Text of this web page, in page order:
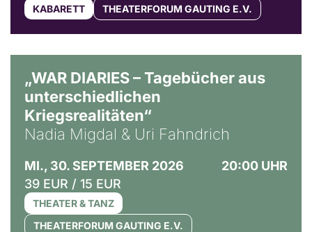
KABARETT THEATERFORUM GAUTING E.V.
„WAR DIARIES – Tagebücher aus
unterschiedlichen
Kriegsrealitäten“
Nadia Migdal & Uri Fahndrich
MI., 30. SEPTEMBER 2026
20:00 UHR
39 EUR / 15 EUR
THEATER & TANZ
THEATERFORUM GAUTING E.V.